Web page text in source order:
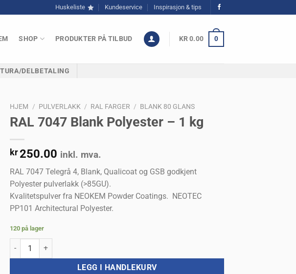
Huskeliste Kundeservice Inspirasjon & tips
SHOP PRODUKTER PÅ TILBUD KR0.00 0
DELBETALING
HJEM / PULVERLAKK / RAL FARGER / BLANK 80 GLANS
RAL 7047 Blank Polyester – 1 kg
kr250.00 inkl. mva.
RAL 7047 Telegrå 4, Blank, Qualicoat og GSB godkjent
Polyester pulverlakk (>85GU).
Kvalitetspulver fra NEOKEM Powder Coatings. NEOTEC
PP101 Architectural Polyester.
120 på lager
RAL 7047 Blank Polyester - 1 kg antall
LEGG I HANDLEKURV